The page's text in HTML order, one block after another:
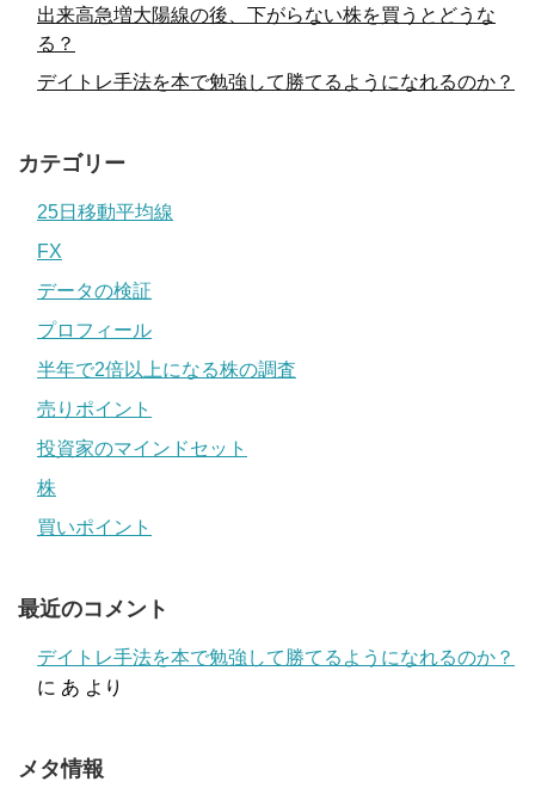
出来高急増大陽線の後、下がらない株を買うとどうな
る？
デイトレ手法を本で勉強して勝てるようになれるのか？
カテゴリー
25日移動平均線
FX
データの検証
プロフィール
半年で2倍以上になる株の調査
売りポイント
投資家のマインドセット
株
買いポイント
最近のコメント
デイトレ手法を本で勉強して勝てるようになれるのか？
に あ より
メタ情報